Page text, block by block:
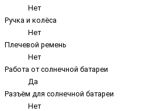
Нет
Ручка и колёса
Нет
Плечевой ремень
Нет
Работа от солнечной батареи
Да
Разъём для солнечной батареи
Нет